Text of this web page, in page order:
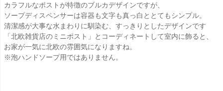
カラフルなポストが特徴のブルカデザインですが、
ソープディスペンサーは容器も文字も真っ白ととてもシンプル。
清潔感が大事な水まわりに馴染む、すっきりとしたデザインです
「北欧雑貨店のミニポスト」とコーディネートして室内に飾ると、
お家が一気に北欧の雰囲気になりますね。
※泡ハンドソープ用ではありません。